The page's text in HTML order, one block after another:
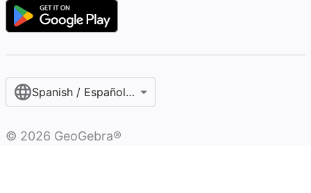
Spanish / Español (internacional)
© 2026 GeoGebra®